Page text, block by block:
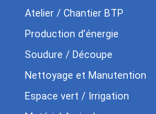
Atelier / Chantier BTP
Production d’énergie
Soudure / Découpe
Nettoyage et Manutention
Espace vert / Irrigation